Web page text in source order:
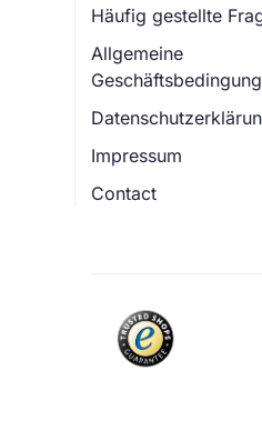
Häufig gestellte
Allgemeine
Impressum
Contact